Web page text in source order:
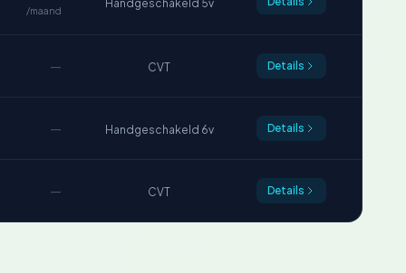
/maand
Handgeschakeld 5v
— CVT Details
— Handgeschakeld 6v Details
— CVT Details